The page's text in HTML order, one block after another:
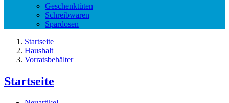
Geschenktüten
Schreibwaren
Spardosen
Startseite
Haushalt
Vorratsbehälter
Startseite